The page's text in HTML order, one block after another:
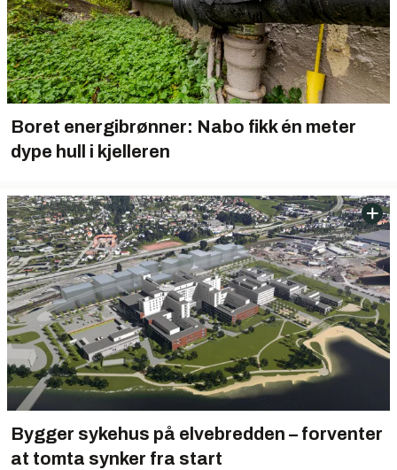
Boret energibrønner: Nabo fikk én meter
dype hull i kjelleren
Bygger sykehus på elvebredden – forventer
at tomta synker fra start